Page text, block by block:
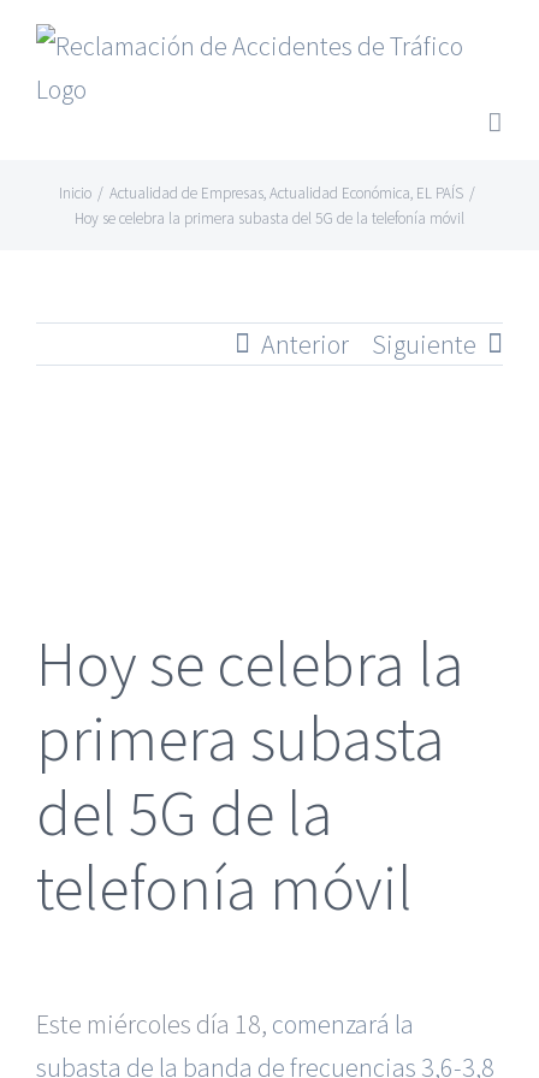
Saltar
contenido
Inicio / Actualidad de Empresas,Actualidad Económica, EL PAÍS /
Hoy se celebra la primera subasta del 5G de la telefonía móvil
Anterior Siguiente
Hoy se celebra la
primera subasta
del 5G de la
telefonía móvil
Este miércoles día 18, comenzará la
subasta de la banda de frecuencias 3,6-3,8